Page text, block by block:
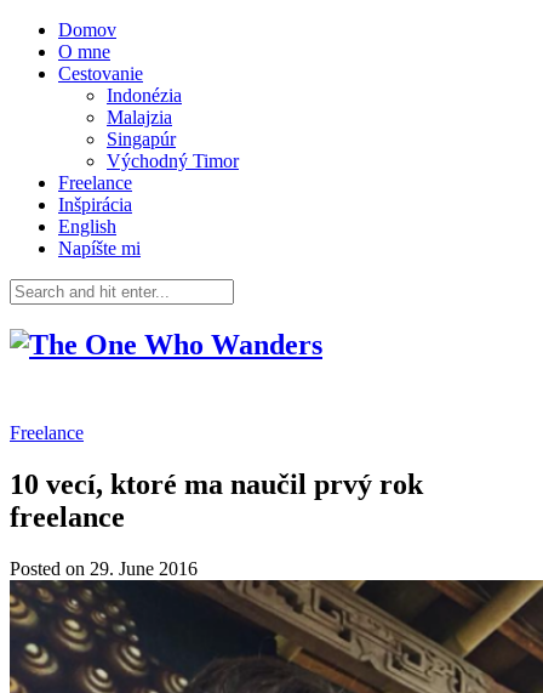
Domov
O mne
Cestovanie
Indonézia
Malajzia
Singapúr
Východný Timor
Freelance
Inšpirácia
English
Napíšte mi
Freelance
10 vecí, ktoré ma naučil prvý rok
freelance
Posted on 29. June 2016